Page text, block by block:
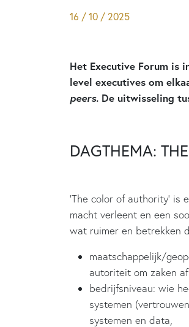
16 / 10 / 2025
Het Executive Forum is
level executives om
peers. De uitwisseling
DAGTHEMA:
‘The color of authority’
macht verleent en een
wat ruimer en betrekken
maatschappelijk/
autoriteit om zaken
bedrijfsniveau: wie
systemen
systemen en data,